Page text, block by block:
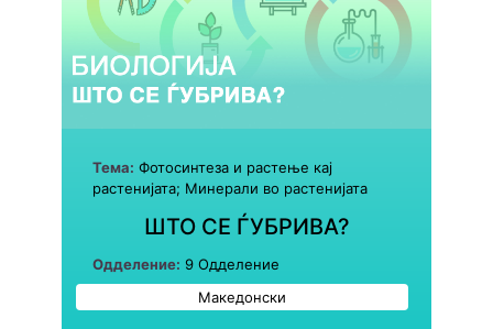
Тема: Фотосинтеза и растење кај
растенијата; Mинерали во растенијата
ШТО СЕ ЃУБРИВА?
Одделение: 9 Одделение
Македонски